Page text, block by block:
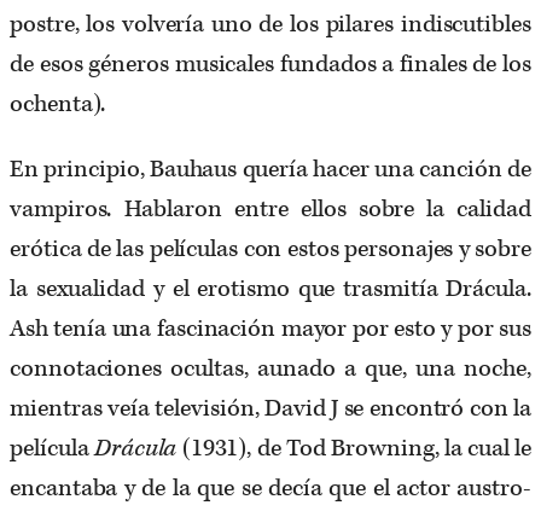
postre, los volvería uno de los pilares indiscutibles
de esos géneros musicales fundados a finales de los
ochenta).
En principio, Bauhaus quería hacer una canción de
vampiros. Hablaron entre ellos sobre la calidad
erótica de las películas con estos personajes y sobre
la sexualidad y el erotismo que trasmitía Drácula.
Ash tenía una fascinación mayor por esto y por sus
connotaciones ocultas, aunado a que, una noche,
mientras veía televisión, David J se encontró con la
películaDrácula (1931), de Tod Browning, la cual le
encantaba y de la que se decía que el actor austro-